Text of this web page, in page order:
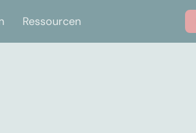
Ressourcen